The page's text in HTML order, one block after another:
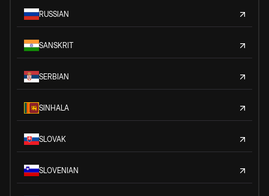
RUSSIAN
SANSKRIT
SERBIAN
SINHALA
SLOVAK
SLOVENIAN